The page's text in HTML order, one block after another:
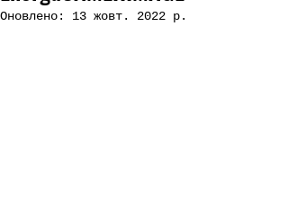
Оновлено: 13 жовт. 2022 р.